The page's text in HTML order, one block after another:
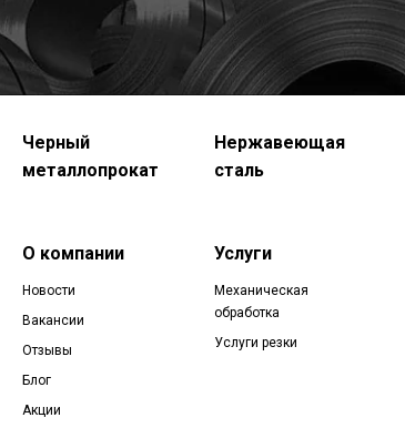
Черный
металлопрокат
Нержавеющая
сталь
О компании
Новости
Вакансии
Отзывы
Блог
Акции
Услуги
Механическая
обработка
Услуги резки